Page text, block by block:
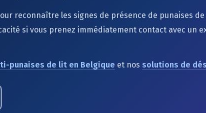
reconnaître les signes de présence de punaises
si vous prenez immédiatement contact avec un
punaises de lit en Belgique et nos solutions de